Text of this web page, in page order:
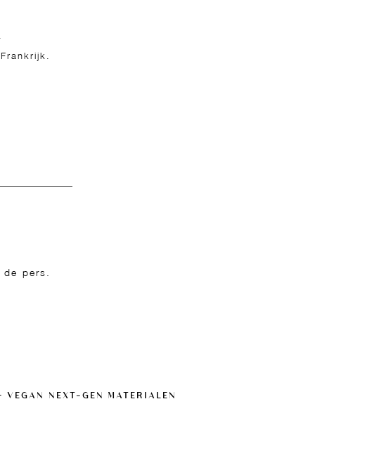
pers.
NEXT-GEN MATERIALEN